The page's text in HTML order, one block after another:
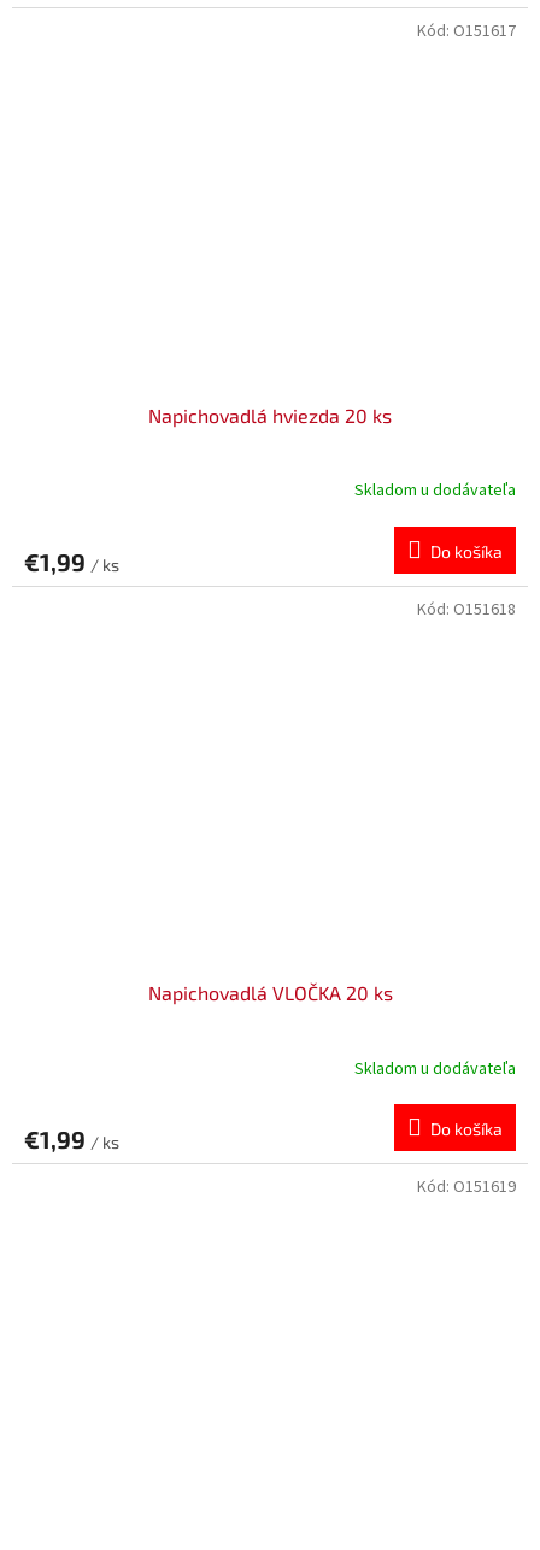
Napichovadlá hviezda 20 ks
Skladom u dodávateľa
€1,99 / ks
Do košíka
Kód: O151617
Napichovadlá VLOČKA 20 ks
Skladom u dodávateľa
€1,99 / ks
Do košíka
Kód: O151618
Kód: O151619